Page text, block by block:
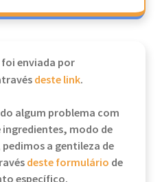
enviada por
deste link.
algum problema com
modo de
a gentileza de
deste formulário de